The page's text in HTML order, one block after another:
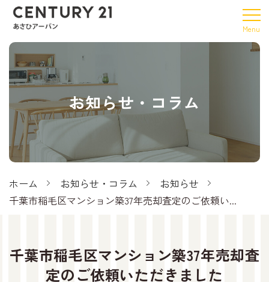
お知らせ・コラム
ホーム お知らせ・コラム
お知らせ
千葉市稲毛区マンション築37年売却査定のご依頼い...
千葉市稲毛区マンション築37年売却査
定のご依頼いただきました